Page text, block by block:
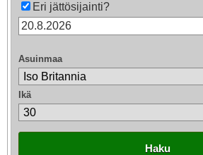
Eri jättösijainti?
Asuinmaa
Ikä
Haku